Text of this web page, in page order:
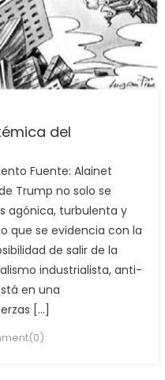
del
Fuente: Alainet
Trump no solo se
agónica, turbulenta y
que se evidencia con la
de salir de la
industrialista, anti-
en una
[…]